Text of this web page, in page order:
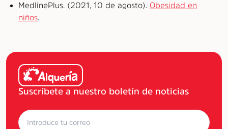
MedlinePlus. (2021, 10 de agosto). Obesidad en
niños
Suscríbete a nuestro boletín de noticias